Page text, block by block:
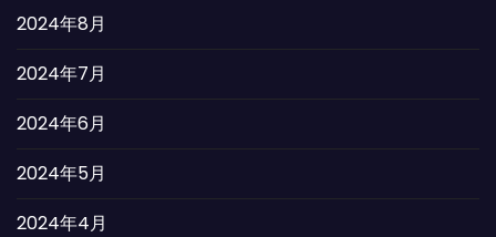
2024年8月
2024年7月
2024年6月
2024年5月
2024年4月